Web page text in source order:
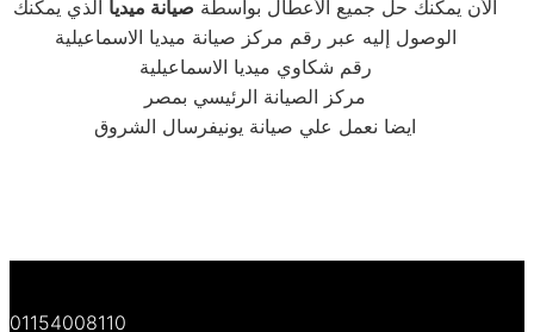
الأن يمكنك حل جميع الأعطال بواسطة صيانة ميديا الذي يمكنك
الوصول إليه عبر رقم مركز صيانة ميديا الاسماعيلية
رقم شكاوي ميديا الاسماعيلية
مركز الصيانة الرئيسي بمصر
ايضا نعمل علي صيانة يونيفرسال الشروق
01154008110